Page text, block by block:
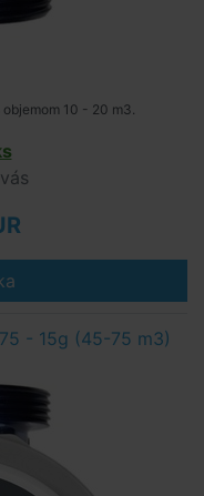
10 - 20 m3.
- 15g (45-75 m3)